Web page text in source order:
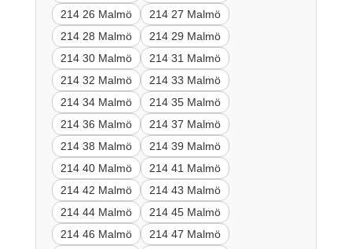
214 26 Malmö
214 27 Malmö
214 28 Malmö
214 29 Malmö
214 30 Malmö
214 31 Malmö
214 32 Malmö
214 33 Malmö
214 34 Malmö
214 35 Malmö
214 36 Malmö
214 37 Malmö
214 38 Malmö
214 39 Malmö
214 40 Malmö
214 41 Malmö
214 42 Malmö
214 43 Malmö
214 44 Malmö
214 45 Malmö
214 46 Malmö
214 47 Malmö